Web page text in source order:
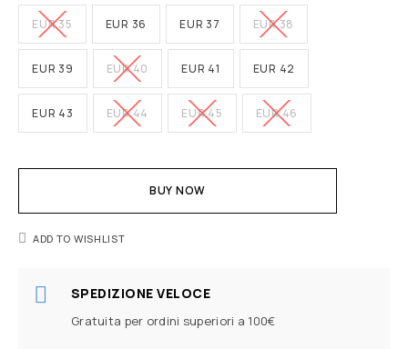
EUR 35 EUR 36 EUR 37 EUR 38
EUR 39 EUR 40 EUR 41 EUR 42
EUR 43 EUR 44 EUR 45 EUR 46
BUY NOW
ADD TO WISHLIST
SPEDIZIONE VELOCE
Gratuita per ordini superiori a 100€